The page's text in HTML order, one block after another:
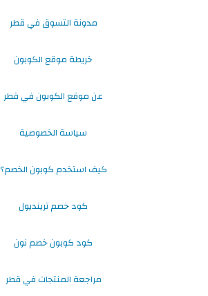
مدونة التسوق في قطر
خريطة موقع الكوبون
عن موقع الكوبون في قطر
سياسة الخصوصية
كيف استخدم كوبون الخصم؟
كود خصم ترينديول
كود كوبون خصم نون
مراجعة المنتجات في قطر